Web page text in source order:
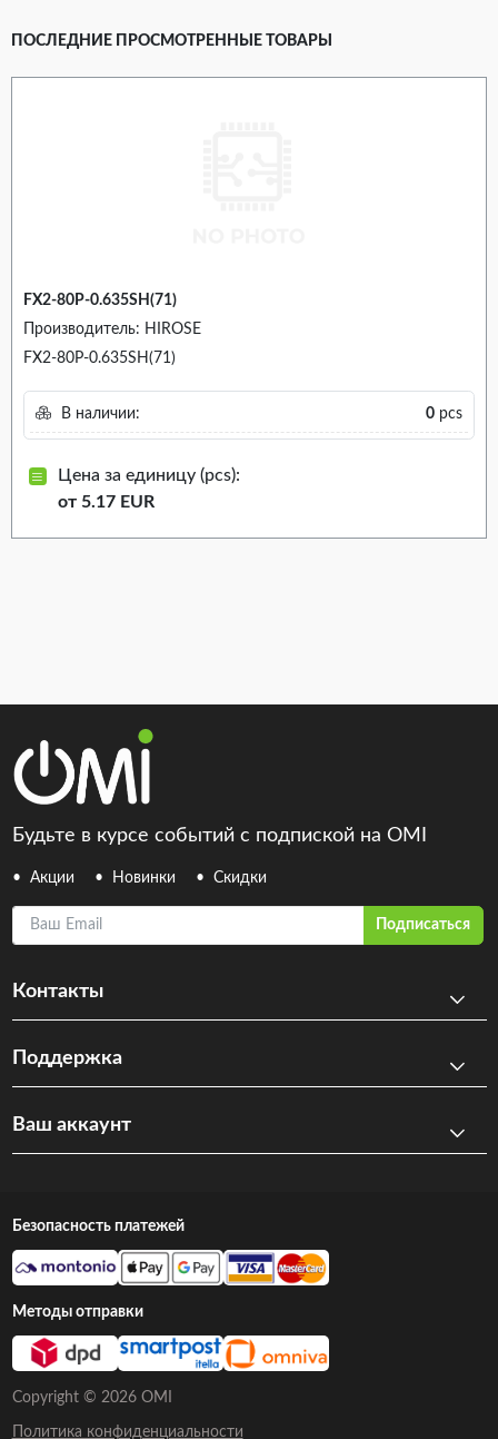
ПОСЛЕДНИЕ ПРОСМОТРЕННЫЕ ТОВАРЫ
FX2-80P-0.635SH(71)
Производитель: HIROSE
FX2-80P-0.635SH(71)
В наличии: 0 pcs
Цена за единицу (pcs):
от 5.17 EUR
Будьте в курсе событий с подпиской на OMI
Акции Новинки Скидки
Ваш Email
Подписаться
Контакты
Поддержка
Ваш аккаунт
Copyright © 2026 OMI
Политика конфиденциальности
Безопасность платежей
Методы отправки